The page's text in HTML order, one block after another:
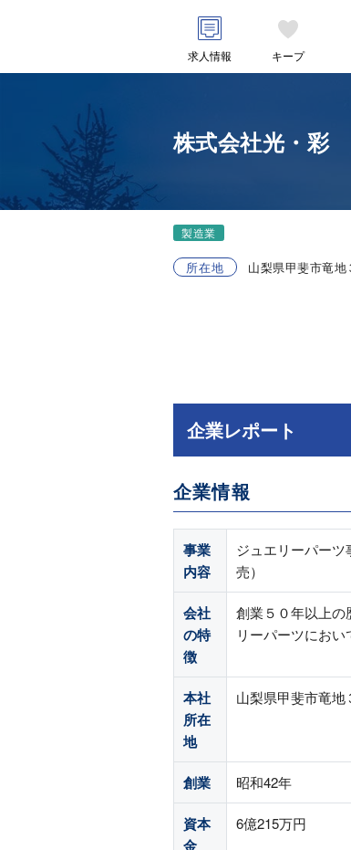
求人情報 キープ
株式会社光・彩
製造業
所在地 山梨県甲斐市竜
企業レポート
企業情報
事業
内容
ジュエリーパー
売）
会社
の特
徴
創業５０年以上の
リーパーツにおい
本社
所在
地
山梨県甲斐市竜地
創業 昭和42年
資本
金
6億215万円